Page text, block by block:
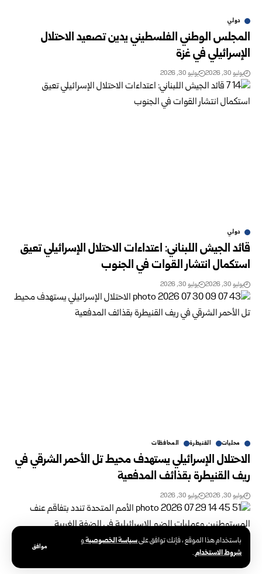
باستخدام هذا الموقع ، فإنك توافق علىسياسة الخصوصيةو
شروط الاستخدام.
موافق
دولي
المجلس الوطني الفلسطيني يدين تصعيد الاحتلال
الإسرائيلي في غزة
يوليو 30, 2026 يوليو 30, 2026
دولي
قائد الجيش اللبناني: اعتداءات الاحتلال الإسرائيلي تعيق
استكمال انتشار القوات في الجنوب
يوليو 30, 2026 يوليو 30, 2026
محليات القنيطرة المحافظات
الاحتلال الإسرائيلي يستهدف محيط تل الأحمر الشرقي في
ريف القنيطرة بقذائف ‌‏المدفعية
يوليو 30, 2026 يوليو 30, 2026